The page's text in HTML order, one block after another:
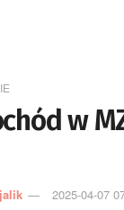
w
2025-04-07